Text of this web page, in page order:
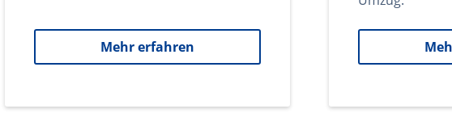
Mehr erfahren